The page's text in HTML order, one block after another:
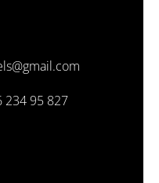
234 95 827